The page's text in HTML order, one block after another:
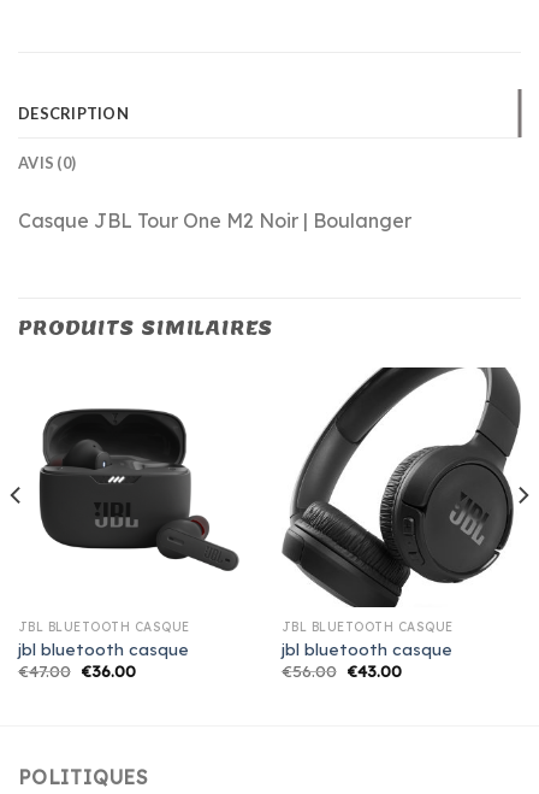
DESCRIPTION
AVIS (0)
Casque JBL Tour One M2 Noir | Boulanger
PRODUITS SIMILAIRES
JBL BLUETOOTH CASQUE
jbl bluetooth casque
€47.00 €36.00
JBL BLUETOOTH CASQUE
jbl bluetooth casque
€56.00 €43.00
POLITIQUES